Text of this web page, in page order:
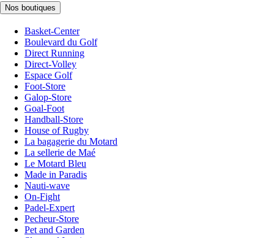
Nos boutiques
Basket-Center
Boulevard du Golf
Direct Running
Direct-Volley
Espace Golf
Foot-Store
Galop-Store
Goal-Foot
Handball-Store
House of Rugby
La bagagerie du Motard
La sellerie de Maé
Le Motard Bleu
Made in Paradis
Nauti-wave
On-Fight
Padel-Expert
Pecheur-Store
Pet and Garden